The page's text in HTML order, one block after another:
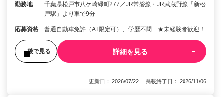
勤務地
千葉県松戸市八ケ崎緑町277／JR常磐線・JR武蔵野線「新松
戸駅」より車で9分
応募資格 普通自動車免許（AT限定可）、学歴不問 ★未経験者歓迎！
後で見る 詳細を見る
更新日： 2026/07/22 掲載終了日： 2026/11/06